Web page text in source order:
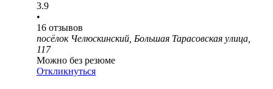
3.9
•
16 отзывов
посёлок Челюскинский, Большая Тарасовская улица,
117
Можно без резюме
Откликнуться